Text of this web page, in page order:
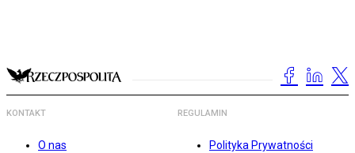
KONTAKT
O nas
REGULAMIN
Polityka Prywatności